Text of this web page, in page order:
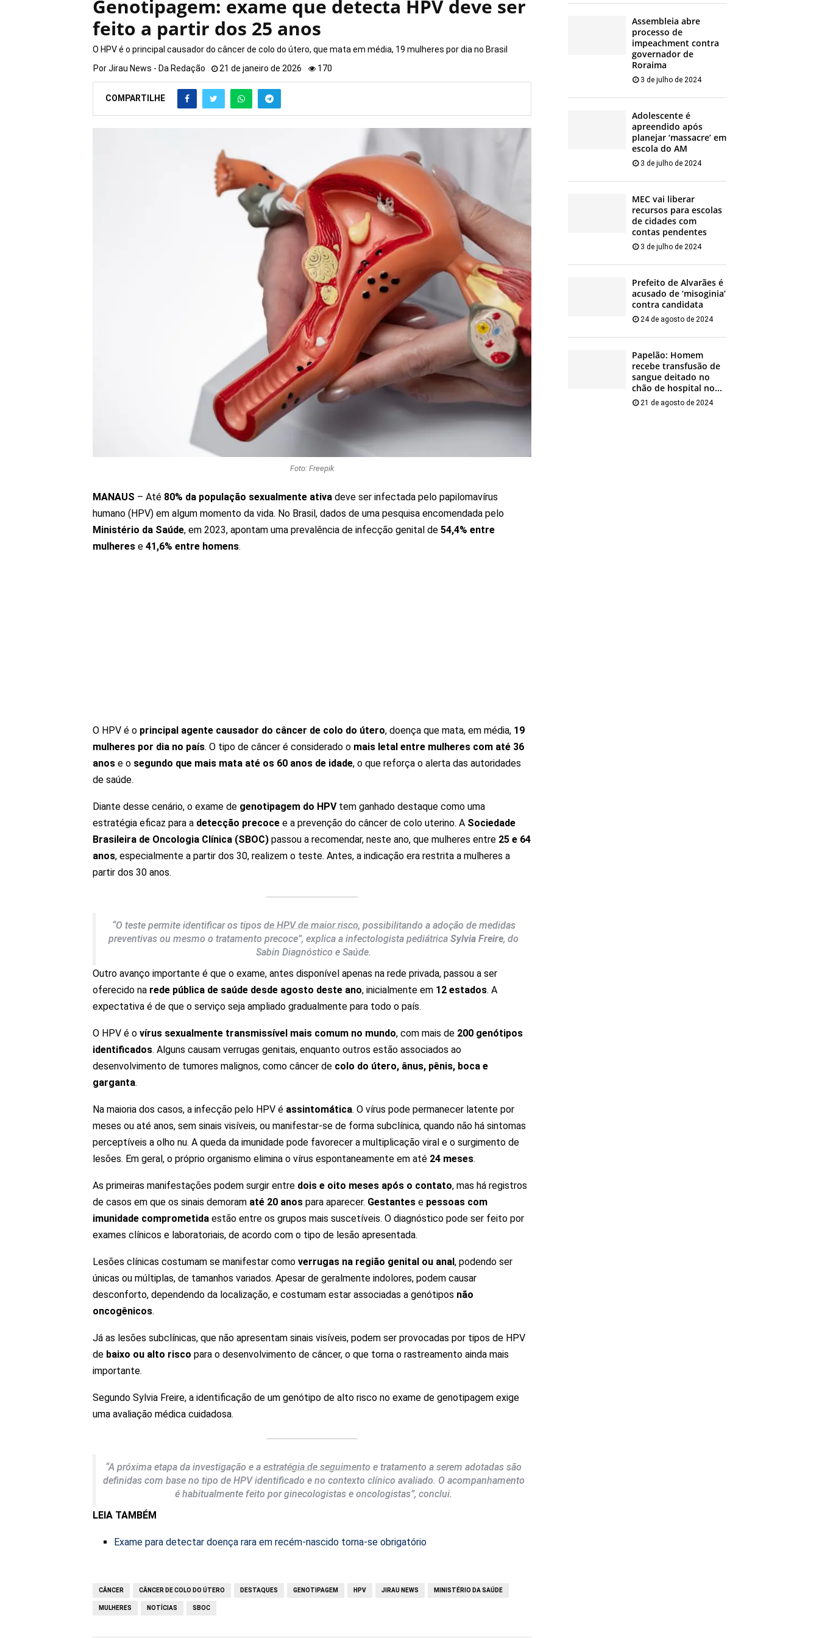
Genotipagem: exame que detecta HPV deve ser
feito a partir dos 25 anos
O HPV é o principal causador do câncer de colo do útero, que mata em média, 19 mulheres por dia no Brasil
PorJirau News - Da Redação 21 de janeiro de 2026 170
COMPARTILHE
Foto: Freepik
MANAUS – Até 80% da população sexualmente ativa deve ser infectada pelo papilomavírus
humano (HPV) em algum momento da vida. No Brasil, dados de uma pesquisa encomendada pelo
Ministério da Saúde, em 2023, apontam uma prevalência de infecção genital de 54,4% entre
mulheres e 41,6% entre homens.
O HPV é o principal agente causador do câncer de colo do útero, doença que mata, em média, 19
mulheres por dia no país. O tipo de câncer é considerado o mais letal entre mulheres com até 36
anos e o segundo que mais mata até os 60 anos de idade, o que reforça o alerta das autoridades
de saúde.
Diante desse cenário, o exame de genotipagem do HPVtem ganhado destaque como uma
estratégia eficaz para a detecção precoce e a prevenção do câncer de colo uterino. A Sociedade
Brasileira de Oncologia Clínica (SBOC) passou a recomendar, neste ano, que mulheres entre 25 e 64
anos, especialmente a partir dos 30, realizem o teste. Antes, a indicação era restrita a mulheres a
partir dos 30 anos.
“O teste permite identificar os tipos de HPV de maior risco, possibilitando a adoção de medidas
preventivas ou mesmo o tratamento precoce”, explica a infectologista pediátrica Sylvia Freire, do
Sabin Diagnóstico e Saúde.
Outro avanço importante é que o exame, antes disponível apenas na rede privada, passou a ser
oferecido na rede pública de saúde desde agosto deste ano, inicialmente em 12 estados. A
expectativa é de que o serviço seja ampliado gradualmente para todo o país.
O HPV é o vírus sexualmente transmissível mais comum no mundo, com mais de 200 genótipos
identificados. Alguns causam verrugas genitais, enquanto outros estão associados ao
desenvolvimento de tumores malignos, como câncer de colo do útero, ânus, pênis, boca e
garganta.
Na maioria dos casos, a infecção pelo HPV é assintomática. O vírus pode permanecer latente por
meses ou até anos, sem sinais visíveis, ou manifestar-se de forma subclínica, quando não há sintomas
perceptíveis a olho nu. A queda da imunidade pode favorecer a multiplicação viral e o surgimento de
lesões. Em geral, o próprio organismo elimina o vírus espontaneamente em até 24 meses.
As primeiras manifestações podem surgir entre dois e oito meses após o contato, mas há registros
de casos em que os sinais demoram até 20 anos para aparecer. Gestantes e pessoas com
imunidade comprometida estão entre os grupos mais suscetíveis. O diagnóstico pode ser feito por
exames clínicos e laboratoriais, de acordo com o tipo de lesão apresentada.
Lesões clínicas costumam se manifestar como verrugas na região genital ou anal, podendo ser
únicas ou múltiplas, de tamanhos variados. Apesar de geralmente indolores, podem causar
desconforto, dependendo da localização, e costumam estar associadas a genótipos não
oncogênicos.
Já as lesões subclínicas, que não apresentam sinais visíveis, podem ser provocadas por tipos de HPV
de baixo ou alto risco para o desenvolvimento de câncer, o que torna o rastreamento ainda mais
importante.
Segundo Sylvia Freire, a identificação de um genótipo de alto risco no exame de genotipagem exige
uma avaliação médica cuidadosa.
“A próxima etapa da investigação e a estratégia de seguimento e tratamento a serem adotadas são
definidas com base no tipo de HPV identificado e no contexto clínico avaliado. O acompanhamento
é habitualmente feito por ginecologistas e oncologistas”, conclui.
LEIA TAMBÉM
Exame para detectar doença rara em recém-nascido torna-se obrigatório
CÂNCER CÂNCER DE COLO DO ÚTERO DESTAQUES GENOTIPAGEM HPV JIRAU NEWS MINISTÉRIO DA SAÚDE
MULHERES NOTÍCIAS SBOC
Assembleia abre
processo de
impeachment contra
governador de
Roraima
3 de julho de 2024
Adolescente é
apreendido após
planejar ‘massacre’ em
escola do AM
3 de julho de 2024
MEC vai liberar
recursos para escolas
de cidades com
contas pendentes
3 de julho de 2024
Prefeito de Alvarães é
acusado de ‘misoginia’
contra candidata
24 de agosto de 2024
Papelão: Homem
recebe transfusão de
sangue deitado no
chão de hospital no...
21 de agosto de 2024